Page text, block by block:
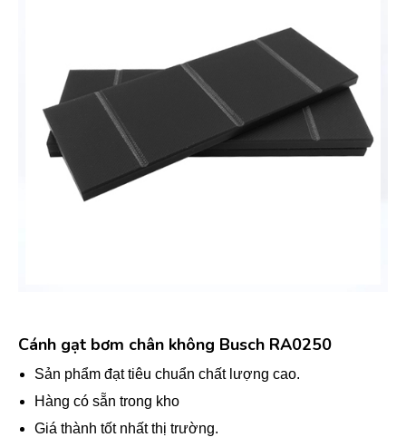
Cánh gạt bơm chân không Busch RA0250
Sản phẩm đạt tiêu chuẩn chất lượng cao.
Hàng có sẵn trong kho
Giá thành tốt nhất thị trường.